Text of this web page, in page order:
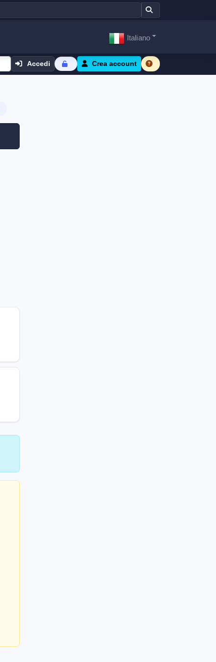
Italiano
Accedi Crea account